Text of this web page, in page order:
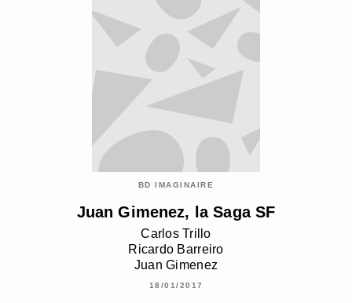
BD IMAGINAIRE
Juan Gimenez, la Saga SF
Carlos Trillo
Ricardo Barreiro
Juan Gimenez
18/01/2017